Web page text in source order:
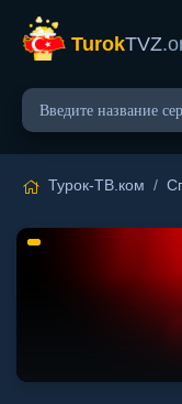
TurokTVZ
Турок-ТВ.ком /